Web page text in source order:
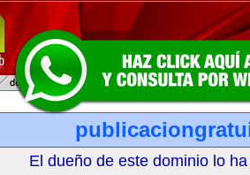
El dueño de este dominio lo